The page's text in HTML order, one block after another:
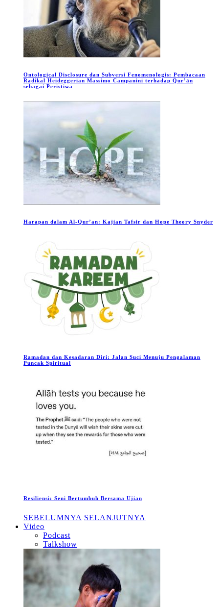
Ontological Disclosure dan Subversi Fenomenologis: Pembacaan
Radikal Heideggerian Massimo Campanini terhadap Qur’ān
sebagai Peristiwa
Harapan dalam Al-Qur’an: Kajian Tafsir dan Hope Theory Snyder
Ramadan dan Kesadaran Diri: Jalan Suci Menuju Pengalaman
Puncak Spiritual
Resiliensi: Seni Bertumbuh Bersama Ujian
SEBELUMNYA SELANJUTNYA
Video
Podcast
Talkshow